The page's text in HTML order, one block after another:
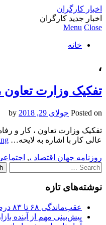
اخبار کارگران
اخبار جدید کارگران
Menu Close
خانه
،
تفکیک وزارت تعاون
Posted on جولای 29, 2018
تفکیک وزارت تعاون ، کار و
عالی کار با اشاره به لایحه…
روزنامه جهان اقتصاد ،,
Search
for:
نوشته‌های تازه
عقب‌ماندگی ۶۸ تا ۸۳ درصدی دستمزد/ گرانی بنزین سفره‌های خالی کارگران را ذوب می‌کند
پیش‌بینی مهم از آینده